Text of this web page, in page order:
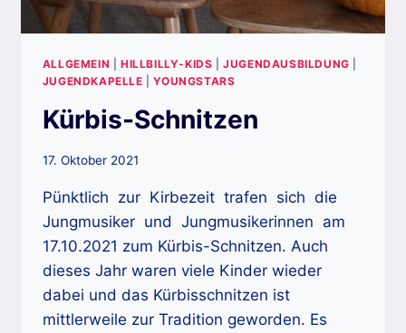
ALLGEMEIN |HILLBILLY-KIDS |JUGENDAUSBILDUNG
JUGENDKAPELLE |YOUNGSTARS
Kürbis-Schnitzen
17. Oktober 2021
Pünktlich zur Kirbezeit trafen sich die
Jungmusiker und Jungmusikerinnen am
17.10.2021 zum Kürbis-Schnitzen. Auch
dieses Jahr waren viele Kinder wieder
dabei und das Kürbisschnitzen ist
mittlerweile zur Tradition geworden. Es